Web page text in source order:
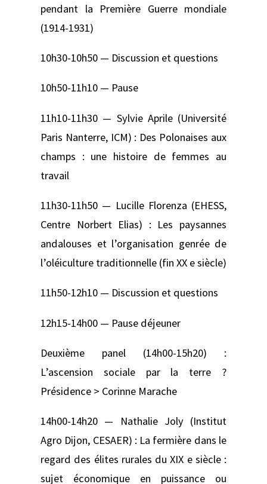
pendant la Première Guerre mondiale
(1914-1931)
10h30-10h50 — Discussion et questions
10h50-11h10 — Pause
11h10-11h30 — Sylvie Aprile (Université
Paris Nanterre, ICM) : Des Polonaises aux
champs : une histoire de femmes au
travail
11h30-11h50 — Lucille Florenza (EHESS,
Centre Norbert Elias) : Les paysannes
andalouses et l’organisation genrée de
l’oléiculture traditionnelle (fin XX e siècle)
11h50-12h10 — Discussion et questions
12h15-14h00 — Pause déjeuner
Deuxième panel (14h00-15h20) :
L’ascension sociale par la terre ?
Présidence > Corinne Marache
14h00-14h20 — Nathalie Joly (Institut
Agro Dijon, CESAER) : La fermière dans le
regard des élites rurales du XIX e siècle :
sujet économique en puissance ou